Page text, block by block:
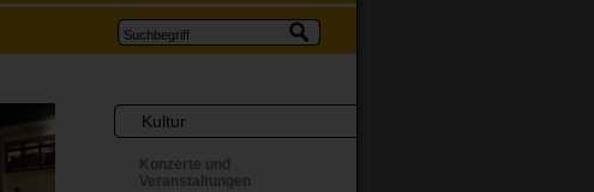
Kultur
Konzerte und
Veranstaltungen